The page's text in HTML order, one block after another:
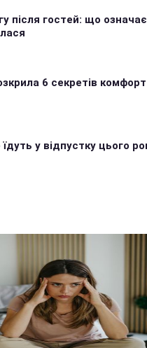
після гостей: що
6 секретів
у відпустку цього